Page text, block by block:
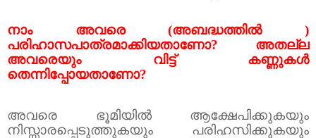
നാം അവരെ (അബദ്ധത്തിൽ )
പരിഹാസപാത്രമാക്കിയതാണോ? അതല്ല
അവരെയും വിട്ട് കണ്ണുകൾ
തെന്നിപ്പോയതാണോ?
അവരെ ഭൂമിയിൽ ആക്ഷേപിക്കുകയും
നിസ്സാരപ്പെടുത്തുകയും പരിഹസിക്കുകയും